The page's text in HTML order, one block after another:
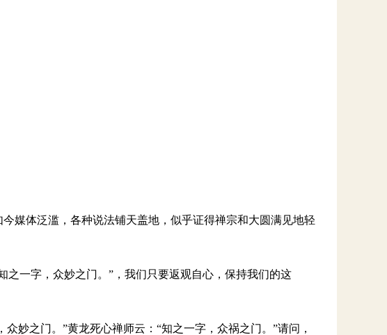
媒体泛滥，各种说法铺天盖地，似乎证得禅宗和大圆满见地轻
之一字，众妙之门。”，我们只要返观自心，保持我们的这
妙之门。”黄龙死心禅师云：“知之一字，众祸之门。”请问，